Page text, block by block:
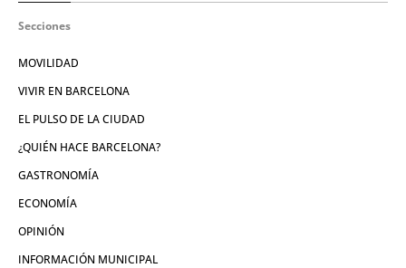
Secciones
MOVILIDAD
VIVIR EN BARCELONA
EL PULSO DE LA CIUDAD
¿QUIÉN HACE BARCELONA?
GASTRONOMÍA
ECONOMÍA
OPINIÓN
INFORMACIÓN MUNICIPAL